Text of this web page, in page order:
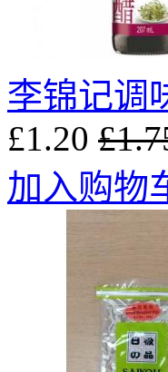
李锦记调
£1.20
加入购物